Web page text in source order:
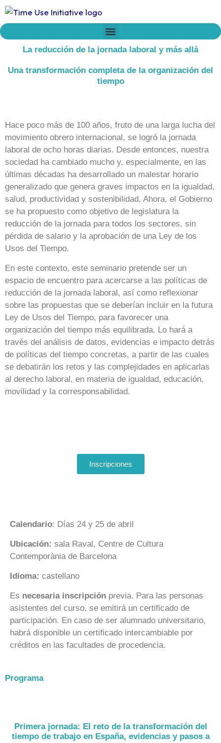
contenido
La reducción de la jornada laboral y más allá
Una transformación completa de la organización del
tiempo
Hace poco más de 100 años, fruto de una larga lucha del
movimiento obrero internacional, se logró la jornada
laboral de ocho horas diarias. Desde entonces, nuestra
sociedad ha cambiado mucho y, especialmente, en las
últimas décadas ha desarrollado un malestar horario
generalizado que genera graves impactos en la igualdad,
salud, productividad y sostenibilidad. Ahora, el Gobierno
se ha propuesto como objetivo de legislatura la
reducción de la jornada para todos los sectores, sin
pérdida de salario y la aprobación de una Ley de los
Usos del Tiempo.
En este contexto, este seminario pretende ser un
espacio de encuentro para acercarse a las políticas de
reducción de la jornada laboral, así como reflexionar
sobre las propuestas que se deberían incluir en la futura
Ley de Usos del Tiempo, para favorecer una
organización del tiempo más equilibrada. Lo hará a
través del análisis de datos, evidencias e impacto detrás
de políticas del tiempo concretas, a partir de las cuales
se debatirán los retos y las complejidades en aplicarlas
al derecho laboral, en materia de igualdad, educación,
movilidad y la corresponsabilidad.
Inscripciones
Calendario: Días 24 y 25 de abril
Ubicación: sala Raval, Centre de Cultura
Contemporània de Barcelona
Idioma: castellano
Es necesaria inscripción previa. Para las personas
asistentes del curso, se emitirá un certificado de
participación. En caso de ser alumnado universitario,
habrá disponible un certificado intercambiable por
créditos en las facultades de procedencia.
Programa
Primera jornada: El reto de la transformación del
tiempo de trabajo en España, evidencias y pasos a